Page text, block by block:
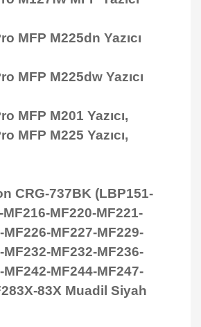
MFP M225dn Yazıcı
MFP M225dw Yazıcı
MFP M201 Yazıcı,
MFP M225 Yazıcı,
CRG-737BK (LBP151-
MF220-MF221-
MF226-MF227-MF229-
MF232-MF232-MF236-
MF242-MF244-MF247-
83X Muadil Siyah